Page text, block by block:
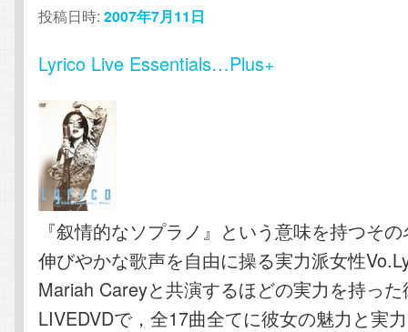
投稿日時:2007年7月11日
Lyrico Live Essentials…Plus+
『叙情的なソプラノ』という意味を持つそ
伸びやかな歌声を自由に操る実力派女性
Mariah Careyと共演するほどの実力を持っ
LIVEDVDで，全17曲全てに彼女の魅力と実